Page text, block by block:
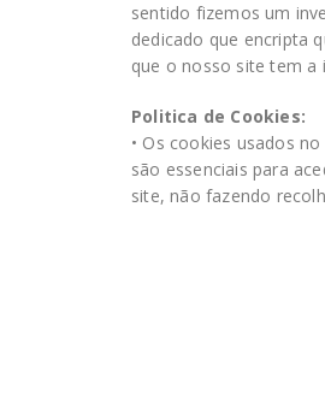
sentido fizemos um
dedicado que encripta
que o nosso site tem a
Politica de Cookies:
• Os cookies usados
são essenciais para
site, não fazendo